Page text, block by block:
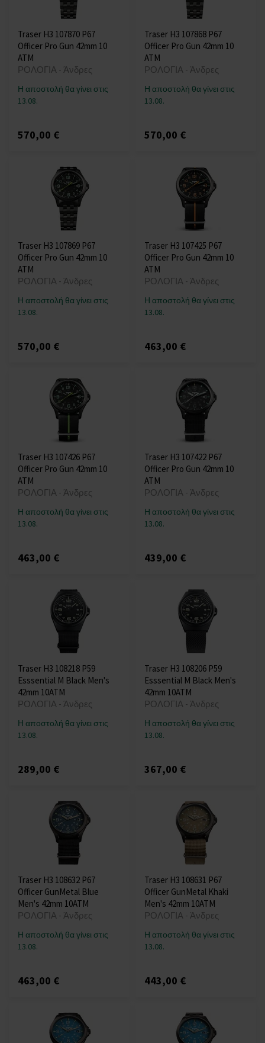
Traser H3 107870 P67
Officer Pro Gun 42mm 10
ATM
ΡΟΛΟΓΙΑ - Άνδρες
Η αποστολή θα γίνει στις
13.08.
570,00 €
Traser H3 107868 P67
Officer Pro Gun 42mm 10
ATM
ΡΟΛΟΓΙΑ - Άνδρες
Η αποστολή θα γίνει στις
13.08.
570,00 €
Traser H3 107869 P67
Officer Pro Gun 42mm 10
ATM
ΡΟΛΟΓΙΑ - Άνδρες
Η αποστολή θα γίνει στις
13.08.
570,00 €
Traser H3 107425 P67
Officer Pro Gun 42mm 10
ATM
ΡΟΛΟΓΙΑ - Άνδρες
Η αποστολή θα γίνει στις
13.08.
463,00 €
Traser H3 107426 P67
Officer Pro Gun 42mm 10
ATM
ΡΟΛΟΓΙΑ - Άνδρες
Η αποστολή θα γίνει στις
13.08.
463,00 €
Traser H3 107422 P67
Officer Pro Gun 42mm 10
ATM
ΡΟΛΟΓΙΑ - Άνδρες
Η αποστολή θα γίνει στις
13.08.
439,00 €
Traser H3 108218 P59
Esssential M Black Men's
42mm 10ATM
ΡΟΛΟΓΙΑ - Άνδρες
Η αποστολή θα γίνει στις
13.08.
289,00 €
Traser H3 108206 P59
Esssential M Black Men's
42mm 10ATM
ΡΟΛΟΓΙΑ - Άνδρες
Η αποστολή θα γίνει στις
13.08.
367,00 €
Traser H3 108632 P67
Officer GunMetal Blue
Men's 42mm 10ATM
ΡΟΛΟΓΙΑ - Άνδρες
Η αποστολή θα γίνει στις
13.08.
463,00 €
Traser H3 108631 P67
Officer GunMetal Khaki
Men's 42mm 10ATM
ΡΟΛΟΓΙΑ - Άνδρες
Η αποστολή θα γίνει στις
13.08.
443,00 €